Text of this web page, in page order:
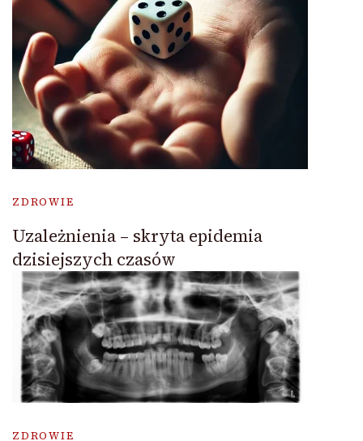
ZDROWIE
Uzależnienia – skryta epidemia
dzisiejszych czasów
ZDROWIE